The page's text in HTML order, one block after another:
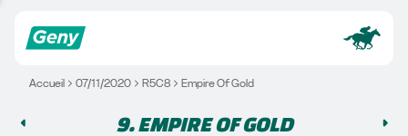
Accueil 07/11/2020 R5C8 Empire Of Gold
9. EMPIRE OF GOLD